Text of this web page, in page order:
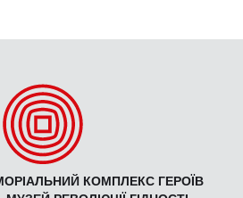
КОМПЛЕКС ГЕРОЇВ